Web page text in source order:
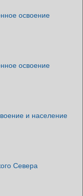
освоение
освоение
и население
Севера